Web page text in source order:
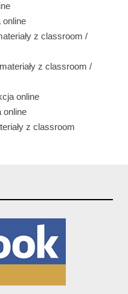
online
z classroom /
z classroom /
online
online
z classroom